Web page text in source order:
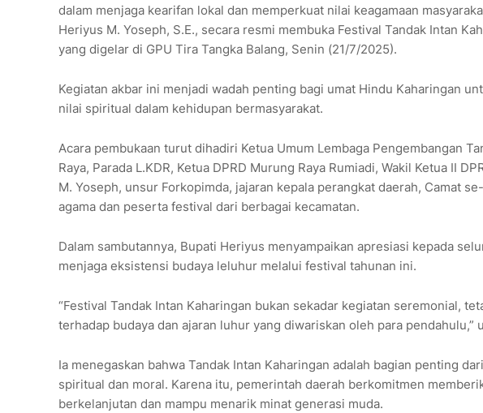
dalam menjaga kearifan lokal dan memperkuat nilai keagamaan
Heriyus M. Yoseph, S.E., secara resmi membuka Festival Tandak Intan
yang digelar di GPU Tira Tangka Balang, Senin (21/7/2025).
Kegiatan akbar ini menjadi wadah penting bagi umat Hindu Kaharingan
nilai spiritual dalam kehidupan bermasyarakat.
Acara pembukaan turut dihadiri Ketua Umum Lembaga Pengembangan
Raya, Parada L.KDR, Ketua DPRD Murung Raya Rumiadi, Wakil Ketua II
M. Yoseph, unsur Forkopimda, jajaran kepala perangkat daerah, Camat
agama dan peserta festival dari berbagai kecamatan.
Dalam sambutannya, Bupati Heriyus menyampaikan apresiasi kepada
menjaga eksistensi budaya leluhur melalui festival tahunan ini.
“Festival Tandak Intan Kaharingan bukan sekadar kegiatan seremonial,
terhadap budaya dan ajaran luhur yang diwariskan oleh para pendahulu,”
Ia menegaskan bahwa Tandak Intan Kaharingan adalah bagian penting
spiritual dan moral. Karena itu, pemerintah daerah berkomitmen
berkelanjutan dan mampu menarik minat generasi muda.